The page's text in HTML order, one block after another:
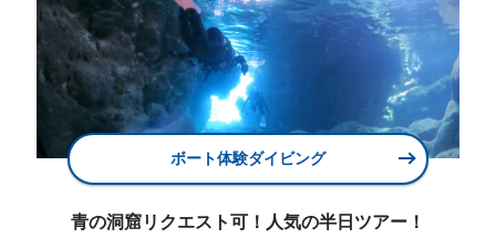
ボート体験ダイビング
青の洞窟リクエスト可！人気の半日ツアー！